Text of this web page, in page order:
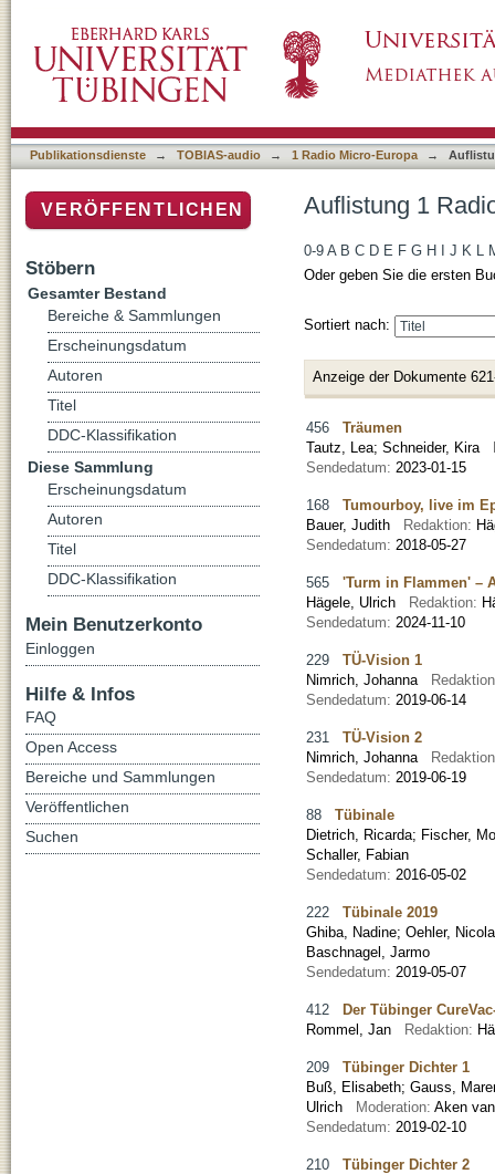
Publikationsdienste → TOBIAS-audio → 1 Radio Micro-Europa →
Auflistung 1
0-9 A B C D E F G H J K L
Oder geben Sie die ersten
Sortiert nach:
Anzeige der Dokumente
456 Träumen
Tautz, Lea; Schneider, Kira
Sendedatum: 2023-01-15
168 Tumourboy, live im
Bauer, Judith
Redaktion:
Sendedatum: 2018-05-27
565 'Turm in Flammen' –
Hägele, Ulrich
Redaktion:
Sendedatum: 2024-11-10
229 TÜ-Vision 1
Nimrich, Johanna
Sendedatum: 2019-06-14
231 TÜ-Vision 2
Nimrich, Johanna
Sendedatum: 2019-06-19
88 Tübinale
Dietrich, Ricarda; Fischer,
Schaller, Fabian
Sendedatum: 2016-05-02
222 Tübinale 2019
Ghiba, Nadine; Oehler,
Baschnagel, Jarmo
Sendedatum: 2019-05-07
412 Der Tübinger
Rommel, Jan
Redaktion:
209 Tübinger Dichter 1
Buß, Elisabeth; Gauss,
Ulrich Moderation: Aken
Sendedatum: 2019-02-10
210 Tübinger Dichter 2
VERÖFFENTLICHEN
Stöbern
Gesamter Bestand
Bereiche & Sammlungen
Erscheinungsdatum
Autoren
Titel
DDC-Klassifikation
Diese Sammlung
Erscheinungsdatum
Autoren
Titel
DDC-Klassifikation
Mein Benutzerkonto
Einloggen
Hilfe & Infos
FAQ
Open Access
Bereiche und Sammlungen
Veröffentlichen
Suchen